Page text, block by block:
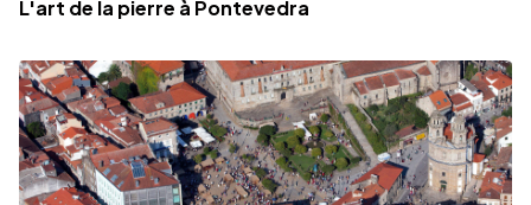
L'art de la pierre à Pontevedra